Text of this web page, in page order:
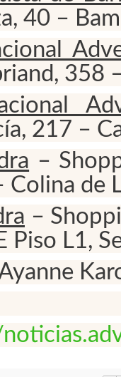
40 –
358
217 –
–
Colina de
–
Piso L1,